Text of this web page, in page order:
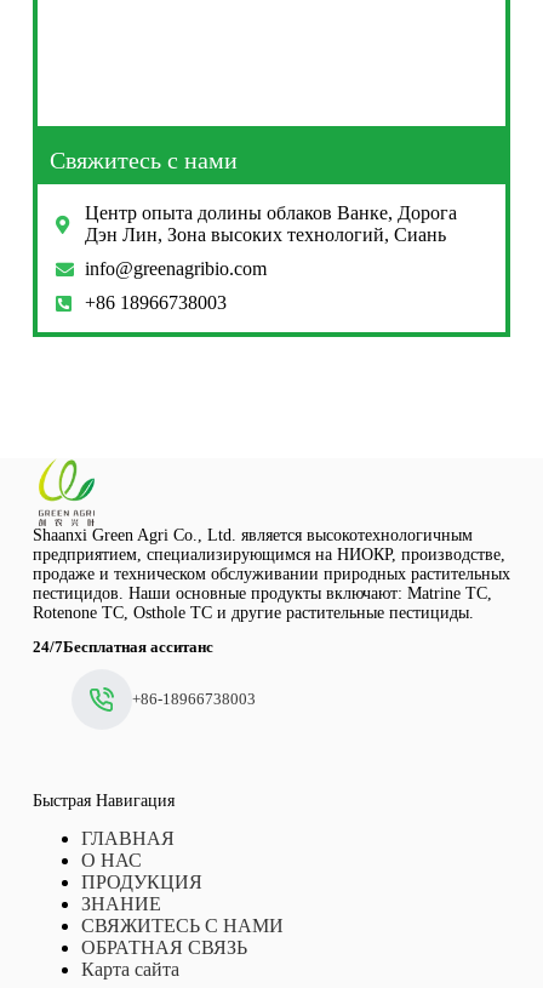
Свяжитесь с нами
Центр опыта долины облаков Ванке, Дорога
Дэн Лин, Зона высоких технологий, Сиань
info@greenagribio.com
+86 18966738003
Shaanxi Green Agri Co., Ltd. является высокотехнологичным
предприятием, специализирующимся на НИОКР, производстве,
продаже и техническом обслуживании природных растительных
пестицидов. Наши основные продукты включают: Matrine TC,
Rotenone TC, Osthole TC и другие растительные пестициды.
24/7Бесплатная асситанс
+86-18966738003
Быстрая Навигация
ГЛАВНАЯ
О НАС
ПРОДУКЦИЯ
ЗНАНИЕ
СВЯЖИТЕСЬ С НАМИ
ОБРАТНАЯ СВЯЗЬ
Карта сайта